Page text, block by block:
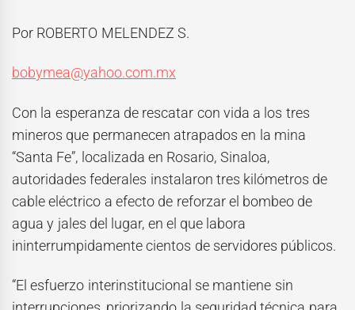
Por ROBERTO MELENDEZ S.
bobymea@yahoo.com.mx
Con la esperanza de rescatar con vida a los tres
mineros que permanecen atrapados en la mina
“Santa Fe”, localizada en Rosario, Sinaloa,
autoridades federales instalaron tres kilómetros de
cable eléctrico a efecto de reforzar el bombeo de
agua y jales del lugar, en el que labora
ininterrumpidamente cientos de servidores públicos.
“El esfuerzo interinstitucional se mantiene sin